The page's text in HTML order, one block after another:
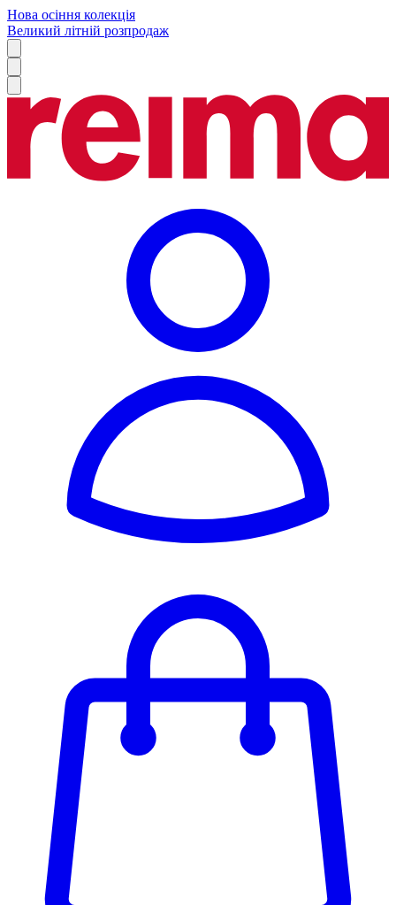
Нова осіння колекція
Великий літній розпродаж